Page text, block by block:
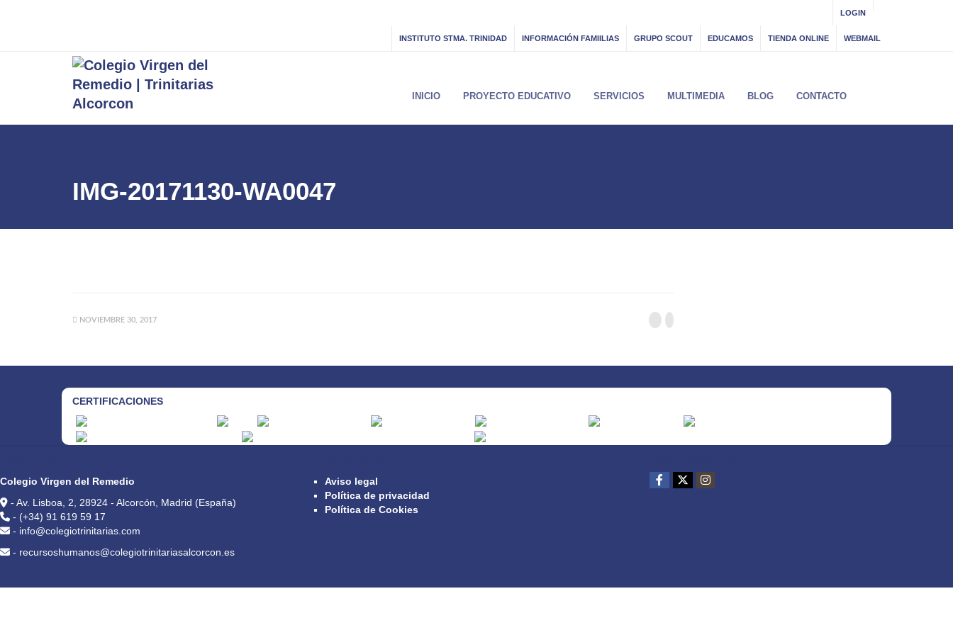
LOGIN
INSTITUTO STMA. TRINIDAD INFORMACIÓN FAMIILIAS GRUPO SCOUT EDUCAMOS TIENDA ONLINE WEBMAIL
INICIO PROYECTO EDUCATIVO SERVICIOS MULTIMEDIA BLOG CONTACTO
IMG-20171130-WA0047
NOVIEMBRE 30, 2017
CERTIFICACIONES
Colegio Virgen del Remedio
- Av. Lisboa, 2, 28924 - Alcorcón, Madrid (España)
- (+34) 91 619 59 17
- info@colegiotrinitarias.com
- recursoshumanos@colegiotrinitariasalcorcon.es
Aviso legal
Política de privacidad
Política de Cookies